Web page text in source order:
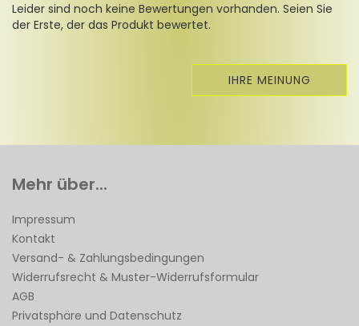
Leider sind noch keine Bewertungen vorhanden. Seien Sie
der Erste, der das Produkt bewertet.
IHRE MEINUNG
Mehr über...
Impressum
Kontakt
Versand- & Zahlungsbedingungen
Widerrufsrecht & Muster-Widerrufsformular
AGB
Privatsphäre und Datenschutz